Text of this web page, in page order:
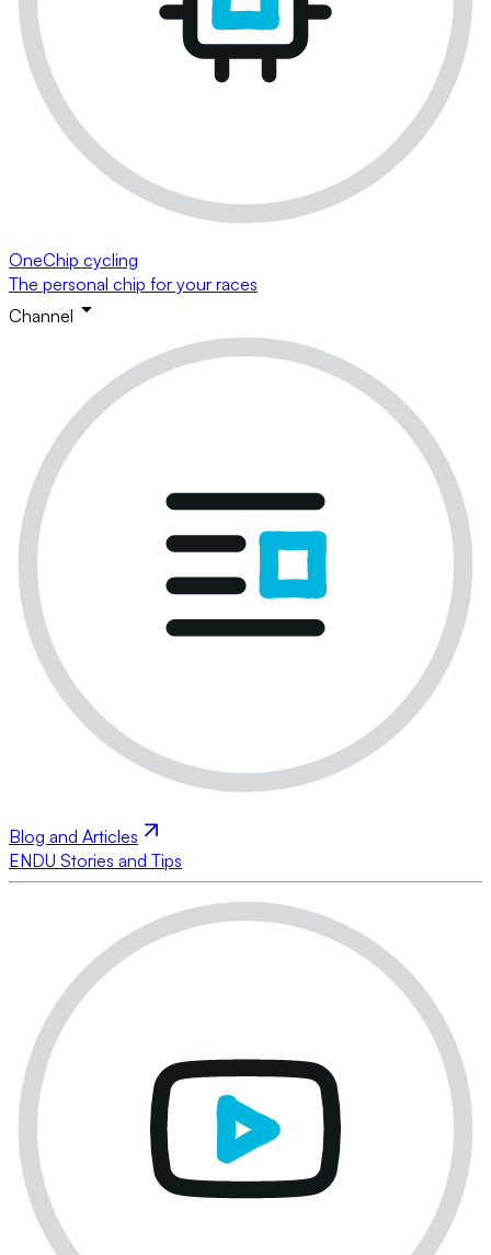
OneChip cycling
The personal chip for your races
Channel
Blog and Articles
ENDU Stories and Tips